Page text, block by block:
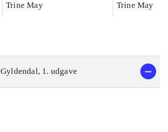
klasse : grundbog. - -
Trine May
klasse :
Trine May
Gyldendal, 1. udgave